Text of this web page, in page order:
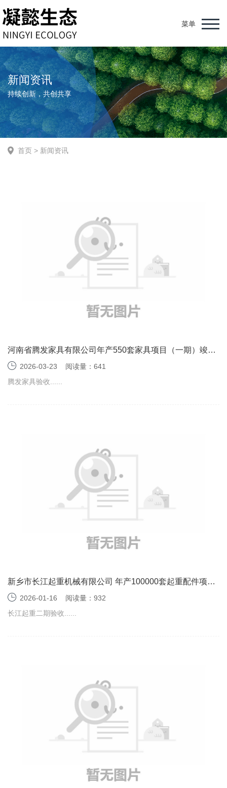
菜单
新闻资讯
持续创新，共创共享
首页 > 新闻资讯
河南省腾发家具有限公司年产550套家具项目（一期）竣工
环境保护验收监测报告表
2026-03-23
阅读量：641
腾发家具验收......
新乡市长江起重机械有限公司 年产100000套起重配件项目
（二期） 竣工环境保护验收监测报告表
2026-01-16
阅读量：932
长江起重二期验收......